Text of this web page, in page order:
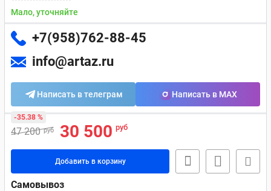
Мало, уточняйте
+7(958)762-88-45
info@artaz.ru
Написать в телеграм Написать в MAX
47 200 руб 30 500 руб
-35.38 %
Добавить в корзину
Самовывоз